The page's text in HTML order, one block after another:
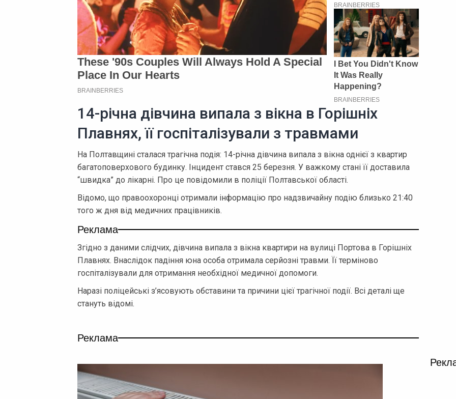
14-річна дівчина випала з вікна в Горішніх
Плавнях, її госпіталізували з травмами
На Полтавщині сталася трагічна подія: 14-річна дівчина випала з вікна однієї з квартир
багатоповерхового будинку. Інцидент стався 25 березня. У важкому стані її доставила
“швидка” до лікарні. Про це повідомили в поліції Полтавської області.
Відомо, що правоохоронці отримали інформацію про надзвичайну подію близько 21:40
того ж дня від медичних працівників.
Реклама
Згідно з даними слідчих, дівчина випала з вікна квартири на вулиці Портова в Горішніх
Плавнях. Внаслідок падіння юна особа отримала серйозні травми. Її терміново
госпіталізували для отримання необхідної медичної допомоги.
Наразі поліцейські з’ясовують обставини та причини цієї трагічної події. Всі деталі ще
стануть відомі.
Реклама